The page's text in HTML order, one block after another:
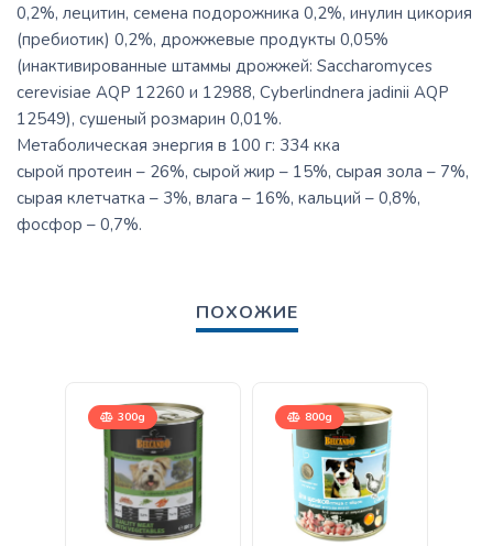
0,2%, лецитин, семена подорожника 0,2%, инулин цикория
(пребиотик) 0,2%, дрожжевые продукты 0,05%
(инактивированные штаммы дрожжей: Saccharomyces
cerevisiae AQP 12260 и 12988, Cyberlindnera jadinii AQP
12549), сушеный розмарин 0,01%.
Метаболическая энергия в 100 г: 334 кка
сырой протеин – 26%, сырой жир – 15%, сырая зола – 7%,
сырая клетчатка – 3%, влага – 16%, кальций – 0,8%,
фосфор – 0,7%.
ПОХОЖИЕ
300g 800g